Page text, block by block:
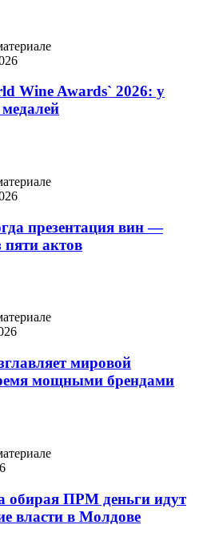
Wine Awards` 2026: у
презентация вин —
пяти актов
мировой
мощными брендами
обирая ПРМ деньги идут
власти в Молдове